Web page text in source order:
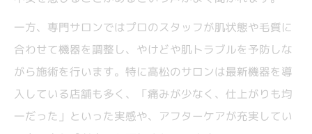
一方、専門サロンではプロのスタッフが肌状態や毛質に
合わせて機器を調整し、やけどや肌トラブルを予防しな
がら施術を行います。特に高松のサロンは最新機器を導
入している店舗も多く、「痛みが少なく、仕上がりも均
一だった」といった実感や、アフターケアが充実してい